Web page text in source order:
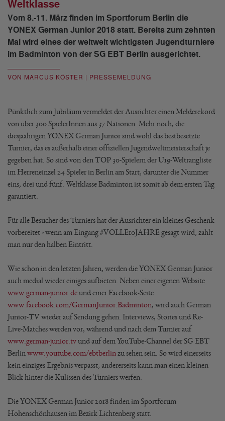
Weltklasse
Vom 8.-11. März finden im Sportforum Berlin die
YONEX German Junior 2018 statt. Bereits zum zehnten
Mal wird eines der weltweit wichtigsten Jugendturniere
im Badminton von der SG EBT Berlin ausgerichtet.
VON MARCUS KÖSTER | PRESSEMELDUNG
Pünktlich zum Jubiläum vermeldet der Ausrichter einen Melderekord
von über 300 SpielerInnen aus 37 Nationen. Mehr noch, die
diesjaährigen YONEX German Junior sind wohl das bestbesetzte
Turnier, das es außerhalb einer offiziellen Jugendweltmeisterschaft je
gegeben hat. So sind von den TOP 30-Spielern der U19-Weltrangliste
im Herreneinzel 24 Spieler in Berlin am Start, darunter die Nummer
eins, drei und fünf. Weltklasse Badminton ist somit ab dem ersten Tag
garantiert.
Für alle Besucher des Turniers hat der Ausrichter ein kleines Geschenk
vorbereitet - wenn am Eingang #VOLLE10JAHRE gesagt wird, zahlt
man nur den halben Eintritt.
Wie schon in den letzten Jahren, werden die YONEX German Junior
auch medial wieder einiges aufbieten. Neben einer eigenen Website
www.german-junior.deund einer Facebook-Seite
www.facebook.com/GermanJunior.Badminton, wird auch German
Junior-TV wieder auf Sendung gehen. Interviews, Stories und Re-
Live-Matches werden vor, während und nach dem Turnier auf
www.german-junior.tvund auf dem YouTube-Channel der SG EBT
Berlin www.youtube.com/ebtberlin zu sehen sein. So wird einerseits
kein einziges Ergebnis verpasst, andererseits kann man einen kleinen
Blick hinter die Kulissen des Turniers werfen.
Die YONEX German Junior 2018 finden im Sportforum
Hohenschönhausen im Bezirk Lichtenberg statt.